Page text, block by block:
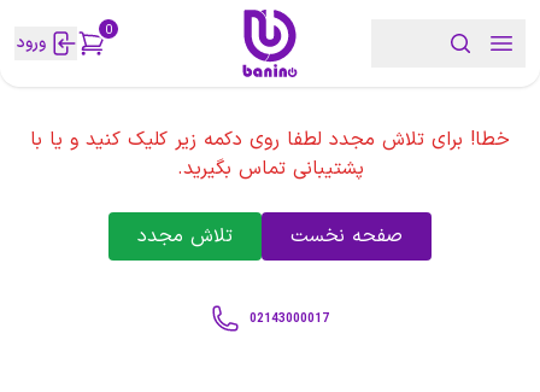
0 ورود
خطا! برای تلاش مجدد لطفا روی دکمه زیر کلیک کنید و یا با
پشتیبانی تماس بگیرید.
صفحه نخست تلاش مجدد
02143000017